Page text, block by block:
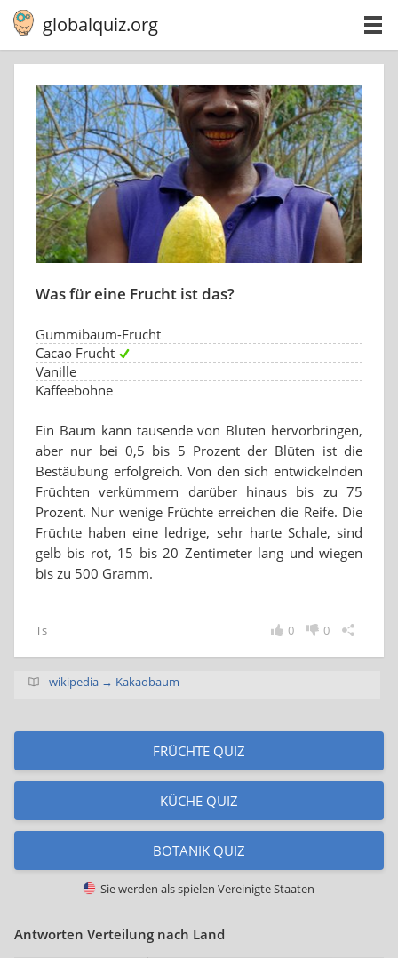
globalquiz.org
Was für eine Frucht ist das?
Gummibaum-Frucht
Cacao Frucht
Vanille
Kaffeebohne
Ein Baum kann tausende von Blüten hervorbringen,
aber nur bei 0,5 bis 5 Prozent der Blüten ist die
Bestäubung erfolgreich. Von den sich entwickelnden
Früchten verkümmern darüber hinaus bis zu 75
Prozent. Nur wenige Früchte erreichen die Reife. Die
Früchte haben eine ledrige, sehr harte Schale, sind
gelb bis rot, 15 bis 20 Zentimeter lang und wiegen
bis zu 500 Gramm.
Ts 0
0
wikipedia → Kakaobaum
FRÜCHTE QUIZ
KÜCHE QUIZ
BOTANIK QUIZ
Sie werden als spielen Vereinigte Staaten
Antworten Verteilung nach Land